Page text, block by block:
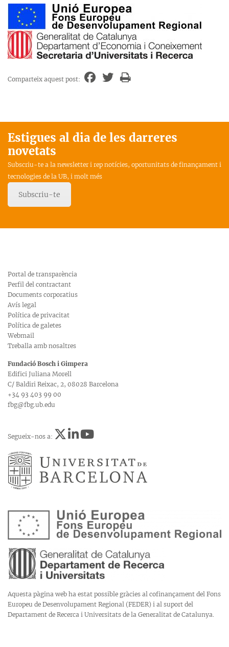
Comparteix aquest post:
Estigues al dia de les darreres
novetats
Subscriu-te a la newsletter i rep notícies, oportunitats de finançament i
tecnologies de la UB, i molt més
Subscriu-te
Portal de transparència
Perfil del contractant
Documents corporatius
Avís legal
Política de privacitat
Política de galetes
Webmail
Treballa amb nosaltres
Fundació Bosch i Gimpera
Edifici Juliana Morell
C/ Baldiri Reixac, 2, 08028 Barcelona
+34 93 403 99 00
fbg@fbg.ub.edu
Segueix-nos a:
Aquesta pàgina web ha estat possible gràcies al cofinançament del Fons
Europeu de Desenvolupament Regional (FEDER) i al suport del
Departament de Recerca i Universitats de la Generalitat de Catalunya.